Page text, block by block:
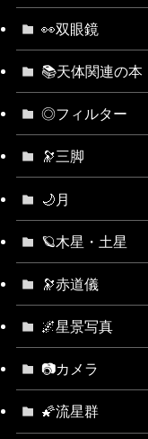
👀双眼鏡
📚天体関連の本
◎フィルター
🔭三脚
🌙月
🪐木星・土星
🔭赤道儀
🌌星景写真
📷カメラ
🌠流星群